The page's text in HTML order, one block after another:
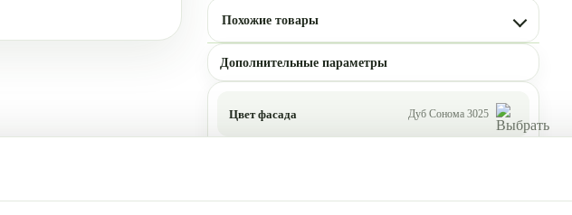
Похожие товары
Дополнительные параметры
Цвет фасада Дуб Сонома 3025